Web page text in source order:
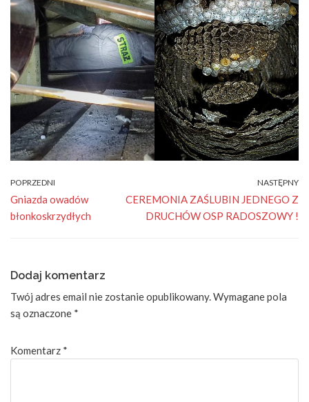
POPRZEDNI
Gniazda owadów
błonkoskrzydłych
NASTĘPNY
CEREMONIA ZAŚLUBIN JEDNEGO Z
DRUCHÓW OSP RADOSZOWY !
Dodaj komentarz
Twój adres email nie zostanie opublikowany.Wymagane pola
są oznaczone *
Komentarz *